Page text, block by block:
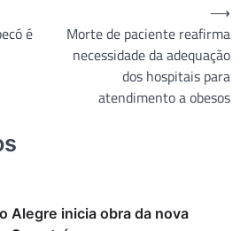
é
Morte de paciente reafirma
necessidade da adequação
dos hospitais para
atendimento a obesos
⟶
Alegre inicia obra da nova